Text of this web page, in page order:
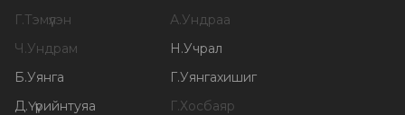
Г.Тэмүүлэн А.Ундраа
Ч.Ундрам Н.Учрал
Б.Уянга Г.Уянгахишиг
Д.Үүрийнтуяа Г.Хосбаяр